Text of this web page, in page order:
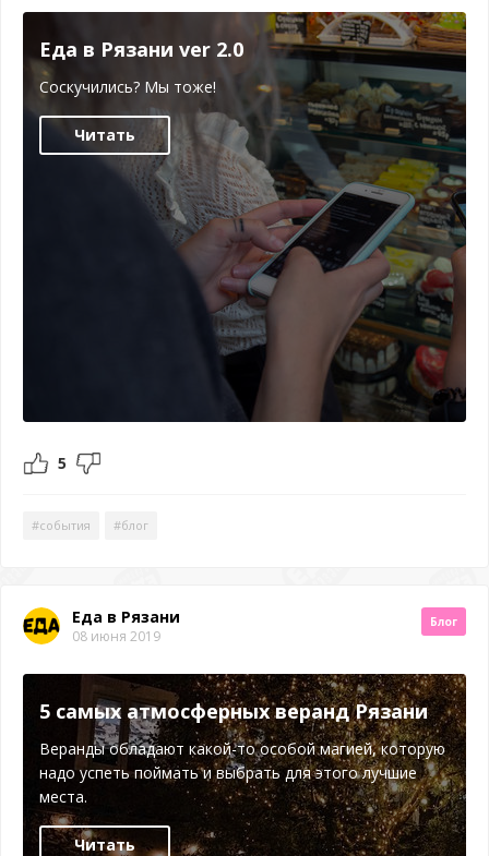
Еда в Рязани ver 2.0
Соскучились? Мы тоже!
Читать
5
#события #блог
Еда в Рязани
08 июня 2019
Блог
5 самых атмосферных веранд Рязани
Веранды обладают какой-то особой магией, которую
надо успеть поймать и выбрать для этого лучшие
места.
Читать